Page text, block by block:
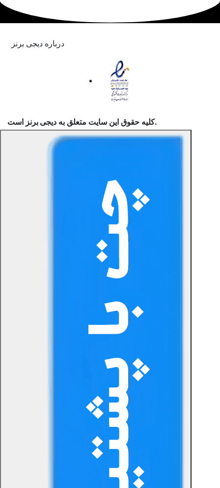
درباره دیجی برنز
کلیه حقوق این سایت متعلق به دیجی برنز است.